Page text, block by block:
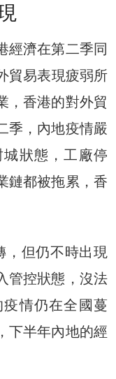
經濟在第二季同
貿易表現疲弱所
，香港的對外貿
季，內地疫情嚴
狀態，工廠停
鏈都被拖累，香
，但仍不時出現
管控狀態，沒法
情仍在全國蔓
下半年內地的經